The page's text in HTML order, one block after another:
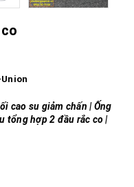
cao su giảm chấn | Ống
tổng hợp 2 đầu rắc co |